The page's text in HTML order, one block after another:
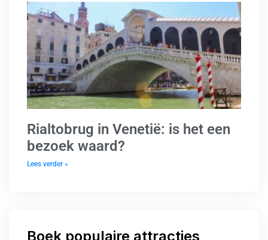
Rialtobrug in Venetië: is het een
bezoek waard?
Lees verder »
Boek populaire attracties